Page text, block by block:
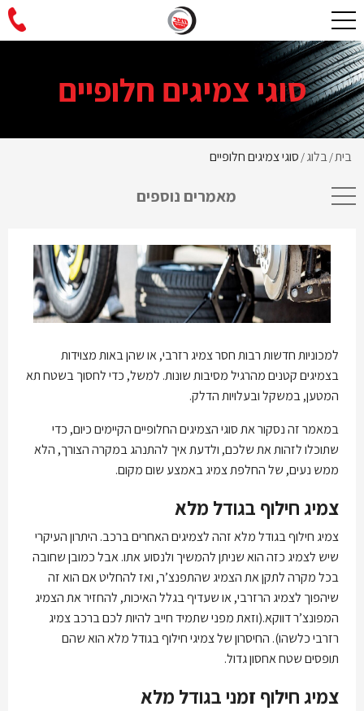
סוגי צמיגים חלופיים
בית/בלוג/ סוגי צמיגים חלופיים
מאמרים נוספים
למכוניות חדשות רבות חסר צמיג רזרבי, או שהן באות מצוידות
בצמיגים קטנים מהרגיל מסיבות שונות. למשל, כדי לחסוך בשטח תא
המטען, במשקל ובעלויות הדלק.
במאמר זה נסקור את סוגי הצמיגים החלופיים הקיימים כיום, כדי
שתוכלו לזהות את שלכם, ולדעת איך להתנהג במקרה הצורך, הלא
ממש נעים, של החלפת צמיג באמצע שום מקום.
צמיג חילוף בגודל מלא
צמיג חילוף בגודל מלא זהה לצמיגים האחרים ברכב. היתרון העיקרי
שיש לצמיג כזה הוא שניתן להמשיך ולנסוע אתו. אבל כמובן שחובה
בכל מקרה לתקן את הצמיג שהתפנצ’ר, ואז להחליט אם הוא זה
שיהפוך לצמיג הרזרבי, או שעדיף בגלל האיכות, להחזיר את הצמיג
המפונצ’ר דווקא.(וזאת מפני שתמיד חייב להיות לכם ברכב צמיג
רזרבי כלשהו). החיסרון של צמיגי חילוף בגודל מלא הוא שהם
תופסים שטח אחסון גדול.
צמיג חילוף זמני בגודל מלא